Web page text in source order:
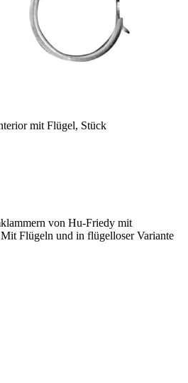
von Hu-Friedy mit
Flügeln und in flügelloser Variante